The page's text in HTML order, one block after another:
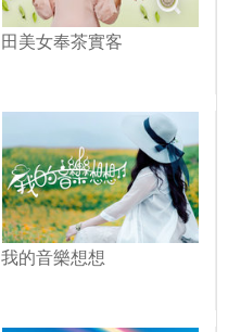
田美女奉茶實客
我的音樂想想